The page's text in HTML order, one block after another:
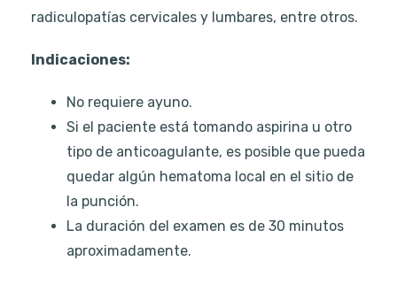
radiculopatías cervicales y lumbares, entre otros.
Indicaciones:
No requiere ayuno.
Si el paciente está tomando aspirina u otro
tipo de anticoagulante, es posible que pueda
quedar algún hematoma local en el sitio de
la punción.
La duración del examen es de 30 minutos
aproximadamente.